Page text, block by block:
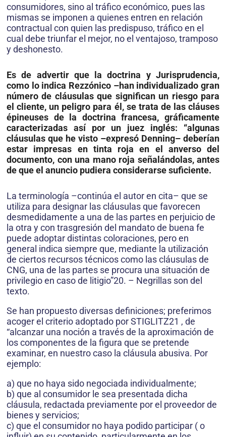
consumidores, sino al tráfico económico, pues las
mismas se imponen a quienes entren en relación
contractual con quien las predispuso, tráfico en el
cual debe triunfar el mejor, no el ventajoso, tramposo
y deshonesto.
Es de advertir que la doctrina y Jurisprudencia,
como lo indica Rezzónico –han individualizado gran
número de cláusulas que significan un riesgo para
el cliente, un peligro para él, se trata de las cláuses
épineuses de la doctrina francesa, gráficamente
caracterizadas así por un juez inglés: “algunas
cláusulas que he visto –expresó Denning– deberían
estar impresas en tinta roja en el anverso del
documento, con una mano roja señalándolas, antes
de que el anuncio pudiera considerarse suficiente.
La terminología –continúa el autor en cita– que se
utiliza para designar las cláusulas que favorecen
desmedidamente a una de las partes en perjuicio de
la otra y con trasgresión del mandato de buena fe
puede adoptar distintas coloraciones, pero en
general indica siempre que, mediante la utilización
de ciertos recursos técnicos como las cláusulas de
CNG, una de las partes se procura una situación de
privilegio en caso de litigio”20. – Negrillas son del
texto.
Se han propuesto diversas definiciones; preferimos
acoger el criterio adoptado por STIGLITZ21 , de
“alcanzar una noción a través de la aproximación de
los componentes de la figura que se pretende
examinar, en nuestro caso la cláusula abusiva. Por
ejemplo:
a) que no haya sido negociada individualmente;
b) que al consumidor le sea presentada dicha
cláusula, redactada previamente por el proveedor de
bienes y servicios;
c) que el consumidor no haya podido participar ( o